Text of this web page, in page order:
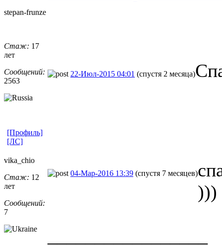
stepan-frunz​e
Стаж: 17
лет
Сообщений:
2563
22-Июл-2015 04:01 (спустя 2 месяца)
[Профиль]
[ЛС]
vika_chio
Стаж: 12
лет
Сообщений:
7
04-Мар-2016 13:39 (спустя 7 месяцев)
)))